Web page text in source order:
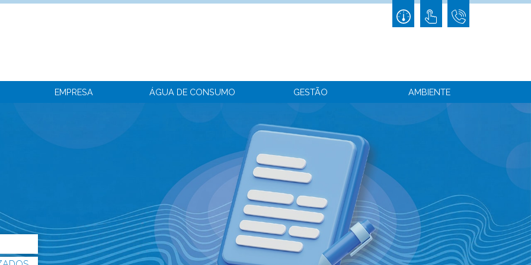
Pedidos de Ramais
Tarifário em vigor
Tarifários especiais
Descrição da fatura
Formas de pagamento
Pagamento em Prestações
Fatura Eletrónica
Requerimento de fuga
EMPRESA ÁGUA DE CONSUMO GESTÃO AMBIENTE